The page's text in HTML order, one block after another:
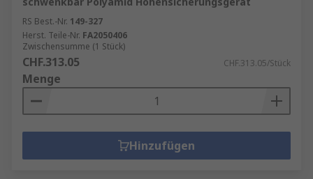
RS Best.-Nr. 149-327
Herst. Teile-Nr. FA2050406
Zwischensumme (1 Stück)
CHF.313.05 CHF.313.05/Stück
Menge
Hinzufügen